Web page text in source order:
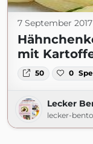
7 September 2017
mit
50 0
Lecker
lecker-